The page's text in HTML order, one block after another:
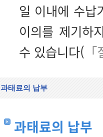
일 이내에 수납
이의를 제기하
수 있습니다(
과태료의 납부
과태료의 납부